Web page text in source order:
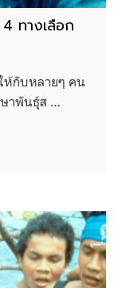
ทางเลือก
ห้กับหลายๆ คน
ษาพันธุ์ส …
นที่ 4 ทางเลือกสุดท้